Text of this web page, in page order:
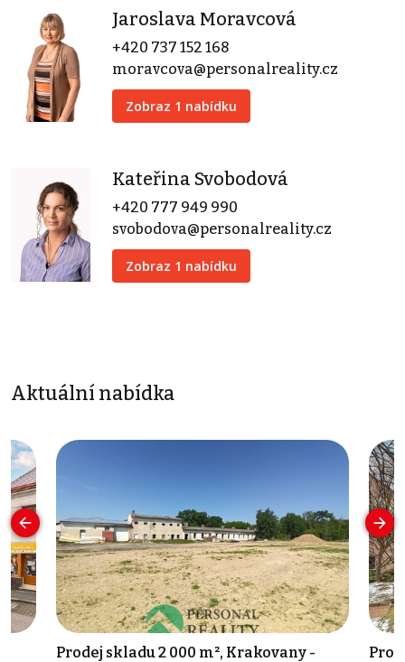
Jaroslava Moravcová
+420 737 152 168
moravcova@personalreality.cz
Zobraz 1 nabídku
Kateřina Svobodová
+420 777 949 990
svobodova@personalreality.cz
Zobraz 1 nabídku
Aktuální nabídka
Prodej skladu 2 000 m², Krakovany -